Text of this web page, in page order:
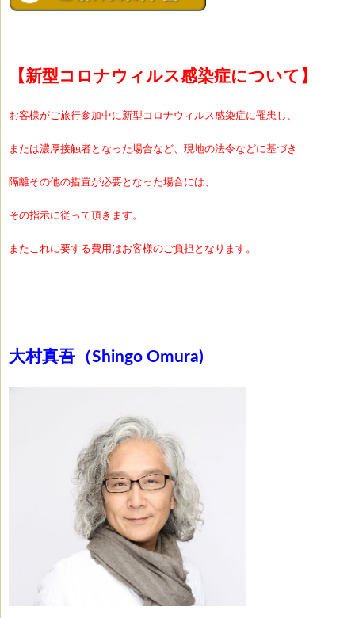
【新型コロナウィルス感染症について】
お客様がご旅行参加中に新型コロナウィルス感染症に罹患し、
または濃厚接触者となった場合など、現地の法令などに基づき
隔離その他の措置が必要となった場合には、
その指示に従って頂きます。
またこれに要する費用はお客様のご負担となります。
大村真吾（Shingo Omura)